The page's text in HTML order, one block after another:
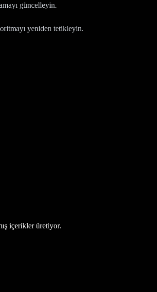
güncelleyin.
yeniden tetikleyin.
içerikler üretiyor.